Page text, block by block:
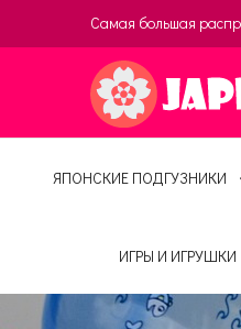
Самая большая
ЯПОНСКИЕ ПОДГУЗНИКИ
ИГРЫ И ИГРУШКИ